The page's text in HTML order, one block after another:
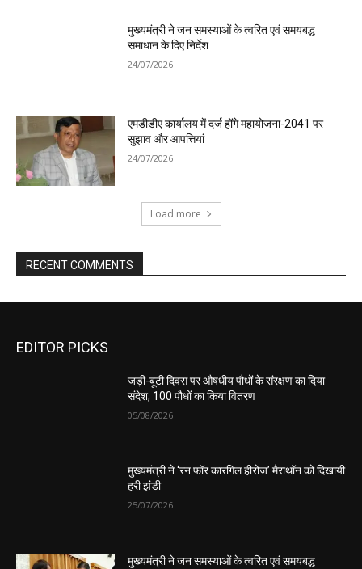
मुख्यमंत्री ने जन समस्याओं के त्वरित एवं समयबद्ध
समाधान के दिए निर्देश
24/07/2026
एमडीडीए कार्यालय में दर्ज होंगे महायोजना-2041 पर
सुझाव और आपत्तियां
24/07/2026
Load more
RECENT COMMENTS
EDITOR PICKS
जड़ी-बूटी दिवस पर औषधीय पौधों के संरक्षण का दिया
संदेश, 100 पौधों का किया वितरण
05/08/2026
मुख्यमंत्री ने ‘रन फॉर कारगिल हीरोज’ मैराथॉन को दिखायी
हरी झंडी
25/07/2026
मुख्यमंत्री ने जन समस्याओं के त्वरित एवं समयबद्ध